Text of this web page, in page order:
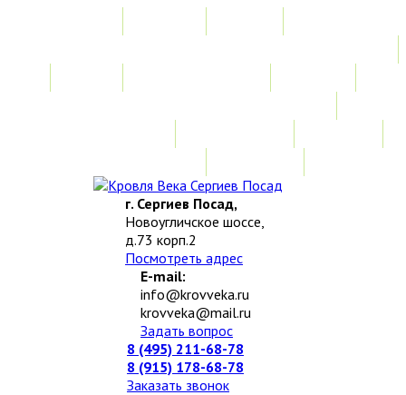
г. Сергиев Посад,
Новоугличское шоссе,
д.73 корп.2
Посмотреть адрес
E-mail:
info@krovveka.ru
krovveka@mail.ru
Задать вопрос
8 (495) 211-68-78
8 (915) 178-68-78
Заказать звонок